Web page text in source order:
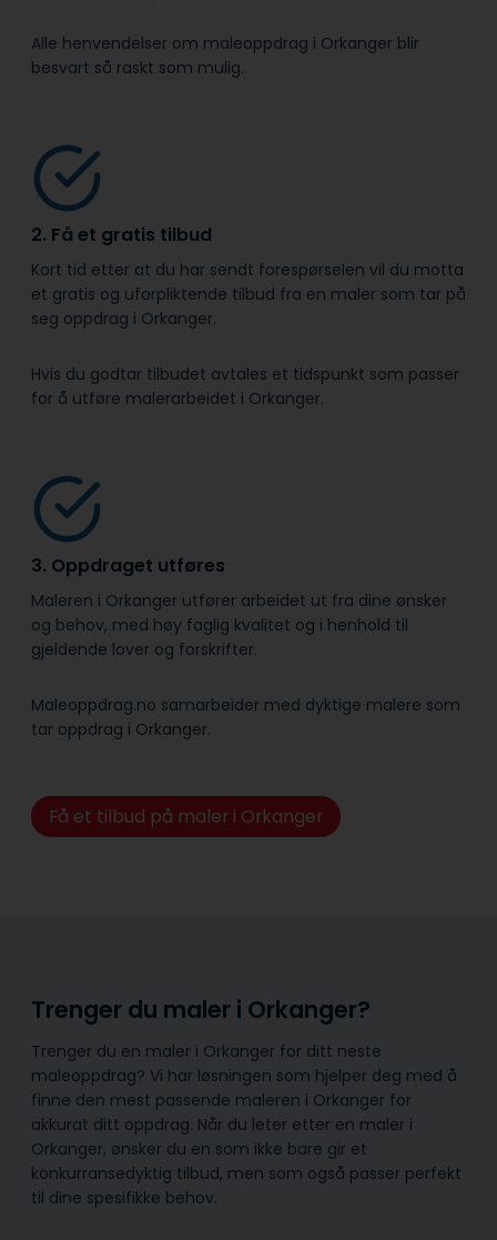
Alle henvendelser om maleoppdrag i Orkanger blir
besvart så raskt som mulig.
2. Få et gratis tilbud
Kort tid etter at du har sendt forespørselen vil du motta
et gratis og uforpliktende tilbud fra en maler som tar på
seg oppdrag i Orkanger.
Hvis du godtar tilbudet avtales et tidspunkt som passer
for å utføre malerarbeidet i Orkanger.
3. Oppdraget utføres
Maleren i Orkanger utfører arbeidet ut fra dine ønsker
og behov, med høy faglig kvalitet og i henhold til
gjeldende lover og forskrifter.
Maleoppdrag.no samarbeider med dyktige malere som
tar oppdrag i Orkanger.
Få et tilbud på maler i Orkanger
Trenger du maler i Orkanger?
Trenger du en maler i Orkanger for ditt neste
maleoppdrag? Vi har løsningen som hjelper deg med å
finne den mest passende maleren i Orkanger for
akkurat ditt oppdrag. Når du leter etter en maler i
Orkanger, ønsker du en som ikke bare gir et
konkurransedyktig tilbud, men som også passer perfekt
til dine spesifikke behov.